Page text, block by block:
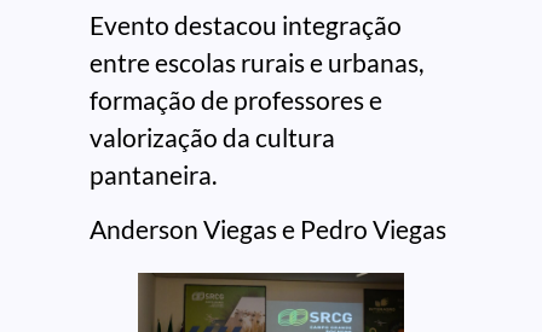
Evento destacou integração
entre escolas rurais e urbanas,
formação de professores e
valorização da cultura
pantaneira.
Anderson Viegas e Pedro Viegas